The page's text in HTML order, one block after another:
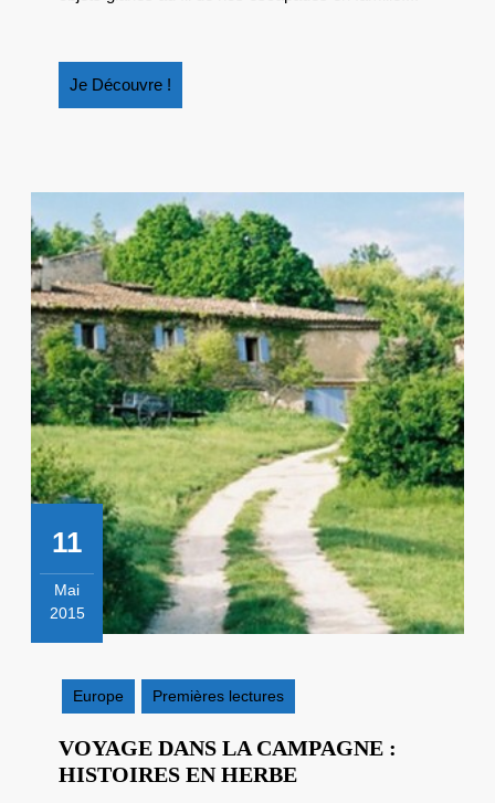
Je Découvre !
Découvre
11
Mai
2015
2015
Europe
Premières lectures
VOYAGE DANS LA CAMPAGNE :
HISTOIRES EN HERBEVOYAGE